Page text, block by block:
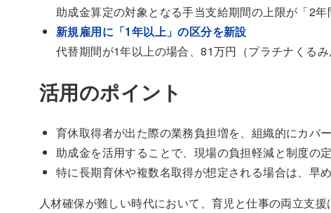
助成金算定の対象となる手当支給期間の上限が「2年
新規雇用に「1年以上」の区分を新設
代替期間が1年以上の場合、81万円（プラチナくる
活用のポイント
育休取得者が出た際の業務負担増を、組織的にカバ
助成金を活用することで、現場の負担軽減と制度の
特に長期育休や複数名取得が想定される場合は、早
人材確保が難しい時代において、育児と仕事の両立支援